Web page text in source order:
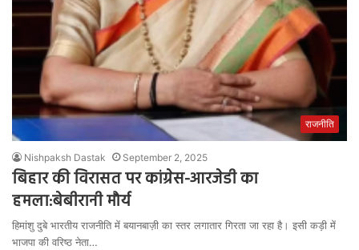
राजनीति
Nishpaksh Dastak September 2, 2025
बिहार की विरासत पर कांग्रेस-आरजेडी का
हमला:बेबीरानी मौर्य
हिमांशु दुबे भारतीय राजनीति में बयानबाज़ी का स्तर लगातार गिरता जा रहा है। इसी कड़ी में
भाजपा की वरिष्ठ नेता…